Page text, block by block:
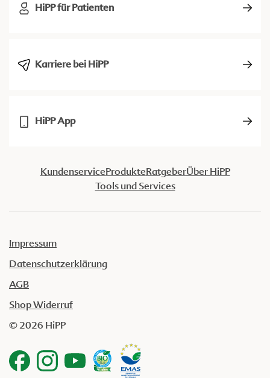
HiPP für Patienten
Karriere bei HiPP
HiPP App
KundenserviceProdukteRatgeberÜber HiPP
Tools und Services
Impressum
Datenschutzerklärung
AGB
Shop Widerruf
© 2026 HiPP